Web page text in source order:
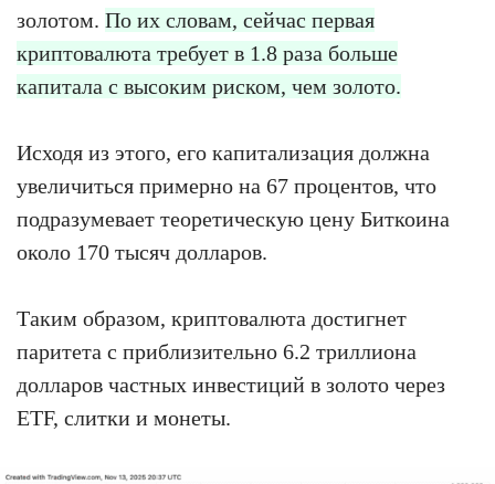
золотом. По их словам, сейчас первая
криптовалюта требует в 1.8 раза больше
капитала с высоким риском, чем золото.
Исходя из этого, его капитализация должна
увеличиться примерно на 67 процентов, что
подразумевает теоретическую цену Биткоина
около 170 тысяч долларов.
Таким образом, криптовалюта достигнет
паритета с приблизительно 6.2 триллиона
долларов частных инвестиций в золото через
ETF, слитки и монеты.